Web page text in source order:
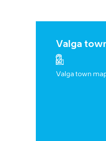
Valga
Valga town